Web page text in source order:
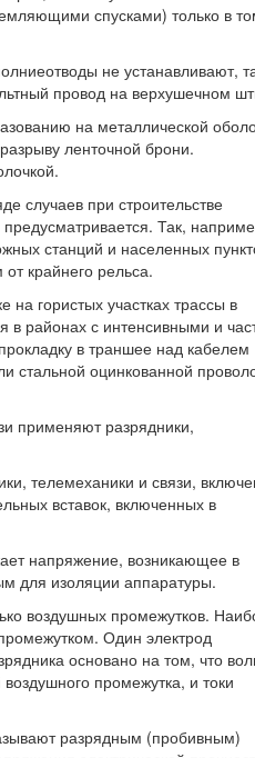
спусками) только в
не устанавливают,
провод на верхушечном
на металлической
ленточной брони.
случаев при строительстве
Так,
станций и населенных
крайнего рельса.
гористых участках трассы в
в районах с интенсивными и
в траншее над кабелем
стальной оцинкованной
применяют разрядники,
телемеханики и связи,
вставок, включенных в
напряжение, возникающее в
для изоляции аппаратуры.
воздушных промежутков.
Один электрод
основано на том, что
промежутка, и токи
разрядным (пробивным)